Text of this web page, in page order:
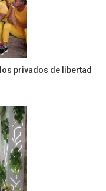
privados de libertad